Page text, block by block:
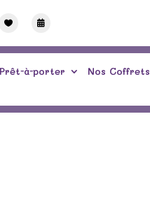
 
Prêt-à-porter Nos Coffrets